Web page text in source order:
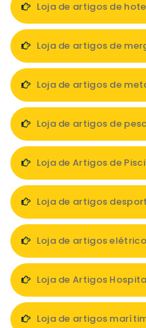
Loja de artigos de
Loja de artigos de
Loja de artigos de
Loja de artigos de
Loja de Artigos de
Loja de artigos
Loja de artigos
Loja de Artigos
Loja de artigos